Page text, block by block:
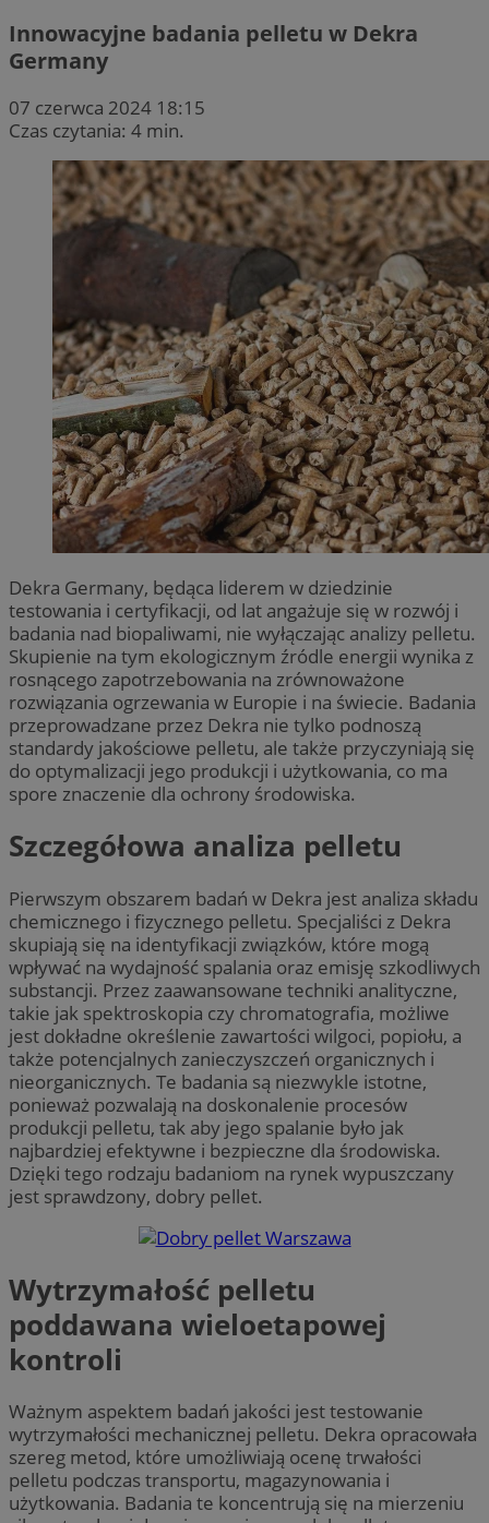
Innowacyjne badania pelletu w Dekra
Germany
07 czerwca 2024 18:15
Czas czytania: 4 min.
Dekra Germany, będąca liderem w dziedzinie
testowania i certyfikacji, od lat angażuje się w rozwój i
badania nad biopaliwami, nie wyłączając analizy pelletu.
Skupienie na tym ekologicznym źródle energii wynika z
rosnącego zapotrzebowania na zrównoważone
rozwiązania ogrzewania w Europie i na świecie. Badania
przeprowadzane przez Dekra nie tylko podnoszą
standardy jakościowe pelletu, ale także przyczyniają się
do optymalizacji jego produkcji i użytkowania, co ma
spore znaczenie dla ochrony środowiska.
Szczegółowa analiza pelletu
Pierwszym obszarem badań w Dekra jest analiza składu
chemicznego i fizycznego pelletu. Specjaliści z Dekra
skupiają się na identyfikacji związków, które mogą
wpływać na wydajność spalania oraz emisję szkodliwych
substancji. Przez zaawansowane techniki analityczne,
takie jak spektroskopia czy chromatografia, możliwe
jest dokładne określenie zawartości wilgoci, popiołu, a
także potencjalnych zanieczyszczeń organicznych i
nieorganicznych. Te badania są niezwykle istotne,
ponieważ pozwalają na doskonalenie procesów
produkcji pelletu, tak aby jego spalanie było jak
najbardziej efektywne i bezpieczne dla środowiska.
Dzięki tego rodzaju badaniom na rynek wypuszczany
jest sprawdzony, dobry pellet.
Wytrzymałość pelletu
poddawana wieloetapowej
kontroli
Ważnym aspektem badań jakości jest testowanie
wytrzymałości mechanicznej pelletu. Dekra opracowała
szereg metod, które umożliwiają ocenę trwałości
pelletu podczas transportu, magazynowania i
użytkowania. Badania te koncentrują się na mierzeniu